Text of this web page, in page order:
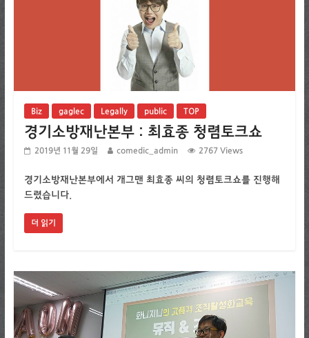
Biz gaglec Legally public TOP
경기소방재난본부 : 최효종 청렴토크쇼
2019년 11월 29일 comedic_admin 2767 Views
경기소방재난본부에서 개그맨 최효종 씨의 청렴토크쇼를 진행해
드렸습니다.
더 읽기